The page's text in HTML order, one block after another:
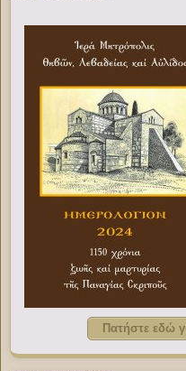
Πατήστε εδώ